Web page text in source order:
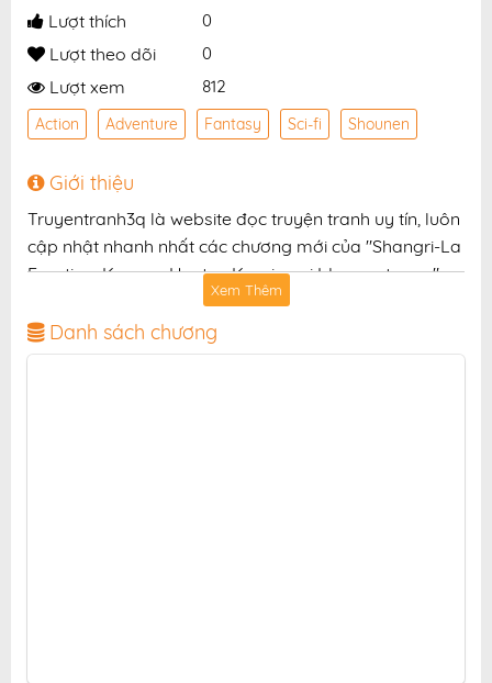
Lượt thích 0
Lượt theo dõi 0
Lượt xem 812
Action Adventure Fantasy Sci-fi Shounen
Giới thiệu
Truyentranh3q là website đọc truyện tranh uy tín, luôn
cập nhật nhanh nhất các chương mới của "Shangri-La
Frontier ~Kusoge Hunter, Kamige ni Idoman to su~"
với chất lượng hình ảnh sắc nét, bản dịch chuẩn và
giao diện thân thiện, mang đến trải nghiệm đọc truyện
hấp dẫn, tiện lợi, hoàn toàn miễn phí cho độc giả yêu
Xem Thêm
Danh sách chương